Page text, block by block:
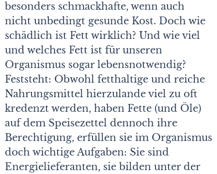
besonders schmackhafte, wenn auch
nicht unbedingt gesunde Kost. Doch wie
schädlich ist Fett wirklich? Und wie viel
und welches Fett ist für unseren
Organismus sogar lebensnotwendig?
Feststeht: Obwohl fetthaltige und reiche
Nahrungsmittel hierzulande viel zu oft
kredenzt werden, haben Fette (und Öle)
auf dem Speisezettel dennoch ihre
Berechtigung, erfüllen sie im Organismus
doch wichtige Aufgaben: Sie sind
Energielieferanten, sie bilden unter der